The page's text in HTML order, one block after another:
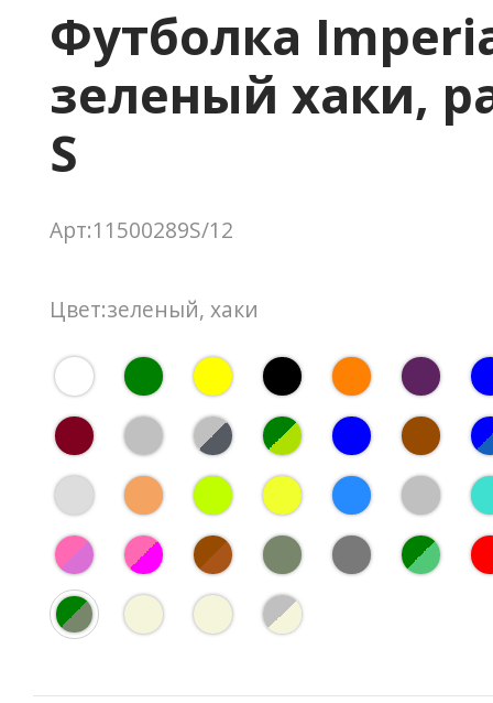
Футболка
зеленый хаки,
S
Арт:11500289S/12
Цвет:зеленый, хаки